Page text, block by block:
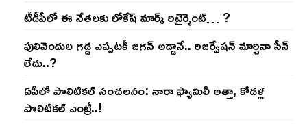
టీడీపీలో ఈ నేత‌ల‌కు లోకేష్ మార్క్ రిటైర్మెంట్‌… ?
పులివెందుల గ‌డ్డ ఎప్ప‌ట‌కీ జ‌గ‌న్ అడ్డానే.. రిజ‌ర్వేష‌న్ మార్చినా సీన్
లేదు..?
ఏపీలో పొలిటిక‌ల్ సంచ‌ల‌నం: నారా ఫ్యామిలీ అత్తా, కోడ‌ళ్ల
పొలిటికల్ ఎంట్రీ..!